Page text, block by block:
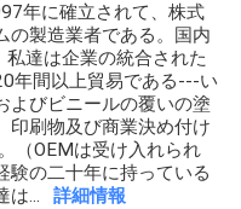
年に確立されて、株式
の製造業者である。国内
達は企業の統合された
年間以上貿易である---い
よびビニールの覆いの塗
印刷物及び商業決め付け
（OEMは受け入れられ
験の二十年に持っている
は...
詳細情報